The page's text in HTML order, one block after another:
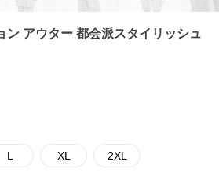
ン アウター 都会派スタイリッシュ
L XL 2XL